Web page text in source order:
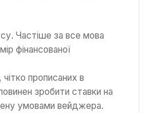
Частіше за все мова
фінансованої
прописаних в
зробити ставки на
умовами вейджера.